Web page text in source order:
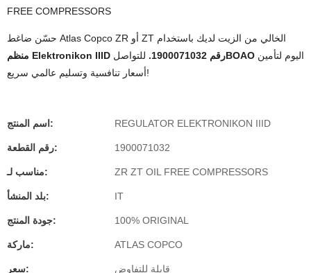
FREE COMPRESSORS
حسّن ضاغط Atlas Copco ZR أو ZT الخالي من الزيت لديك باستخدام
منظم Elektronikon IIID رقم 1900071032.
للتواصل BOAO
أسعار تنافسية وتسليم عالمي سريع!
اسم المنتج: REGULATOR ELEKTRONIKON IIID
رقم القطعة: 1900071032
مناسب لـ: ZR ZT OIL FREE COMPRESSORS
بلد المنشأ: IT
جودة المنتج: 100% ORIGINAL
ماركة: ATLAS COPCO
سعر: قابلة للتفاوض